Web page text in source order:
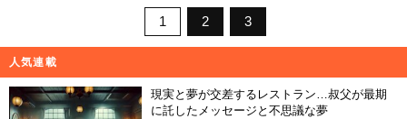
1 2 3
人気連載
現実と夢が交差するレストラン…叔父が最期
に託したメッセージと不思議な夢